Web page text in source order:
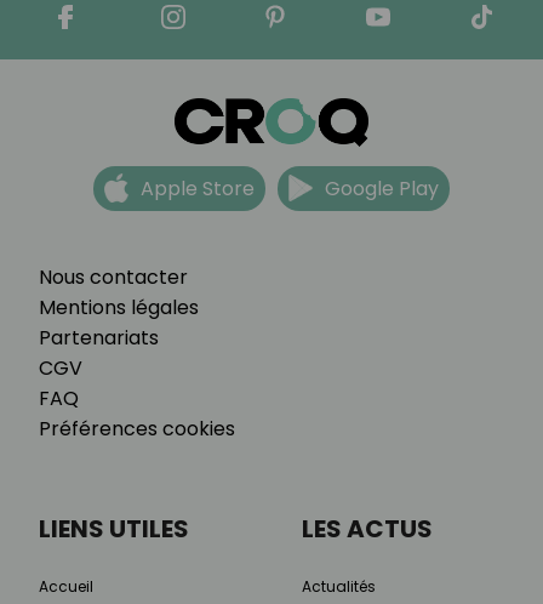
Nous contacter
Mentions légales
Partenariats
CGV
FAQ
Préférences cookies
Apple Store Google Play
LIENS UTILES
Accueil
LES ACTUS
Actualités